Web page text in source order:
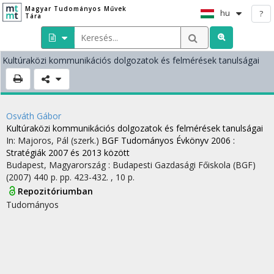
Magyar Tudományos Művek
Tára
hu ?
Kultúraközi kommunikációs dolgozatok és felmérések tanulságai
Osváth Gábor
Kultúraközi kommunikációs dolgozatok és felmérések tanulságai
In: Majoros, Pál (szerk.) BGF Tudományos Évkönyv 2006 :
Stratégiák 2007 és 2013 között
Budapest, Magyarország : Budapesti Gazdasági Főiskola (BGF)
(2007) 440 p. pp. 423-432. , 10 p.
Repozitóriumban
Tudományos